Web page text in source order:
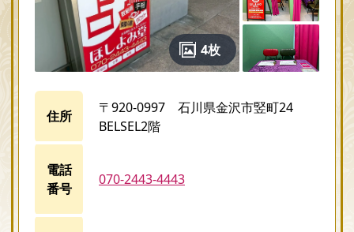
4枚
住所
〒920-0997 石川県金沢市竪町24
BELSEL2階
電話
番号
070-2443-4443